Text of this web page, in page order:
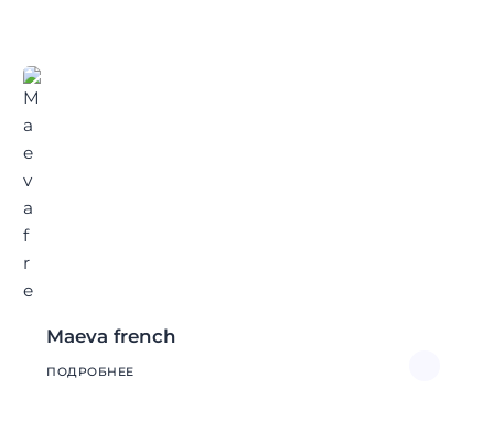
Maeva french
ПОДРОБНЕЕ